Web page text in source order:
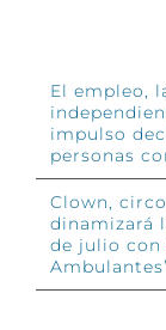
El empleo,
impulso
personas
Clown,
dinamizará
de julio con